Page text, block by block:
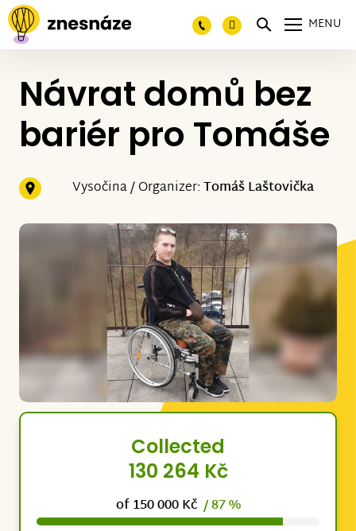
MENU
Návrat domů bez
bariér pro Tomáše
Vysočina / Organizer:Tomáš Laštovička
Collected
130 264 Kč
of 150 000 Kč / 87 %